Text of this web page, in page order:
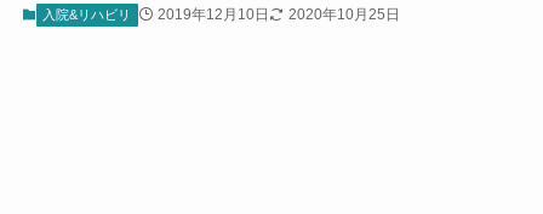
入院&リハビリ 2019年12月10日 2020年10月25日